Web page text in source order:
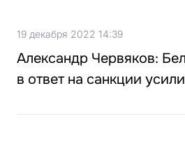
19 декабря 2022 14:39
Александр Червяков:
в ответ на санкции